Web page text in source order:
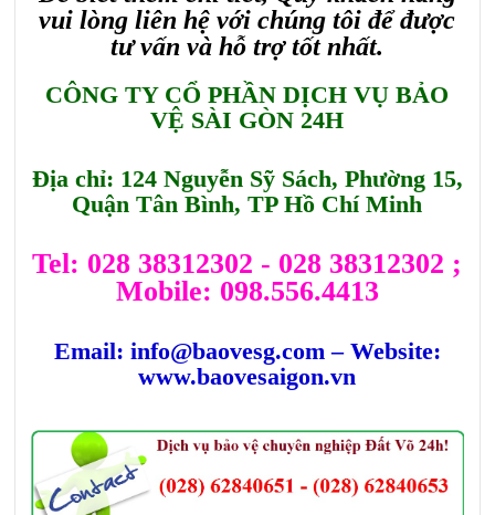
vui lòng liên hệ với chúng tôi để được
tư vấn và hỗ trợ tốt nhất.
CÔNG TY CỔ PHẦN DỊCH VỤ BẢO
VỆ SÀI GÒN 24H
Địa chỉ: 124 Nguyễn Sỹ Sách, Phường 15,
Quận Tân Bình, TP Hồ Chí Minh
Tel: 028 38312302 - 028 38312302 ;
Mobile: 098.556.4413
Email: info@baovesg.com – Website:
www.baovesaigon.vn